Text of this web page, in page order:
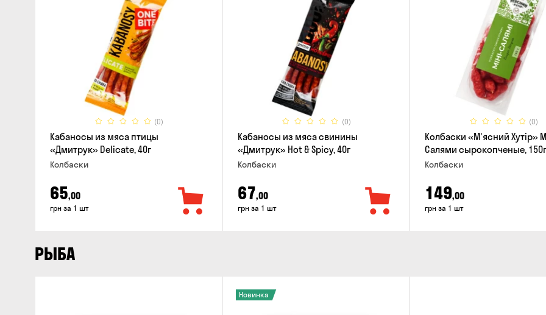
(0)
Кабаносы из мяса птицы
«Дмитрук» Delicate, 40г
Колбаски
65,00
грн за 1 шт
(0)
Кабаносы из мяса свинины
«Дмитрук» Hot & Spicy, 40г
Колбаски
67,00
грн за 1 шт
(0)
Колбаски «М'ясний Хутір»
Салями сырокопченые, 150г
Колбаски
149,00
грн за 1 шт
РЫБА
Новинка